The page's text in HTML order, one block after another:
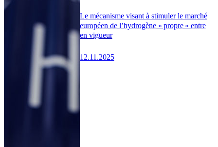
Le mécanisme visant à stimuler le marché
européen de l’hydrogène « propre » entre
en vigueur
12.11.2025